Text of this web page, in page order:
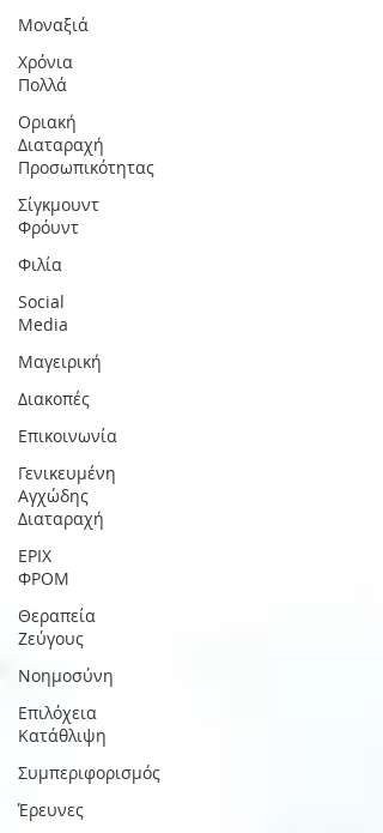
Μοναξιά
Χρόνια
Πολλά
Οριακή
Διαταραχή
Προσωπικότητας
Σίγκμουντ
Φρόυντ
Φιλία
Social
Media
Μαγειρική
Διακοπές
Επικοινωνία
Γενικευμένη
Αγχώδης
Διαταραχή
ΕΡΙΧ
ΦΡΟΜ
Θεραπεία
Ζεύγους
Νοημοσύνη
Επιλόχεια
Κατάθλιψη
Συμπεριφορισμός
Έρευνες